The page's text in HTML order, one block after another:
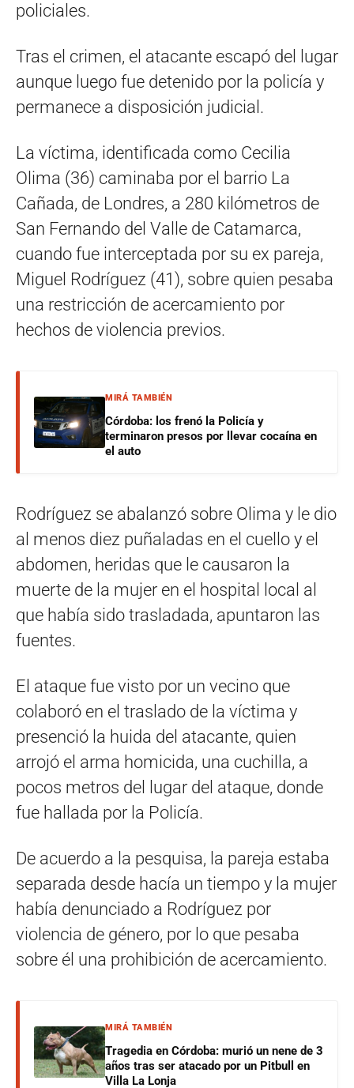
policiales.
Tras el crimen, el atacante escapó del lugar
aunque luego fue detenido por la policía y
permanece a disposición judicial.
La víctima, identificada como Cecilia
Olima (36) caminaba por el barrio La
Cañada, de Londres, a 280 kilómetros de
San Fernando del Valle de Catamarca,
cuando fue interceptada por su ex pareja,
Miguel Rodríguez (41), sobre quien pesaba
una restricción de acercamiento por
hechos de violencia previos.
MIRÁ TAMBIÉN
Córdoba: los frenó la Policía y
terminaron presos por llevar cocaína en
el auto
Rodríguez se abalanzó sobre Olima y le dio
al menos diez puñaladas en el cuello y el
abdomen, heridas que le causaron la
muerte de la mujer en el hospital local al
que había sido trasladada, apuntaron las
fuentes.
El ataque fue visto por un vecino que
colaboró en el traslado de la víctima y
presenció la huida del atacante, quien
arrojó el arma homicida, una cuchilla, a
pocos metros del lugar del ataque, donde
fue hallada por la Policía.
De acuerdo a la pesquisa, la pareja estaba
separada desde hacía un tiempo y la mujer
había denunciado a Rodríguez por
violencia de género, por lo que pesaba
sobre él una prohibición de acercamiento.
MIRÁ TAMBIÉN
Tragedia en Córdoba: murió un nene de 3
años tras ser atacado por un Pitbull en
Villa La Lonja